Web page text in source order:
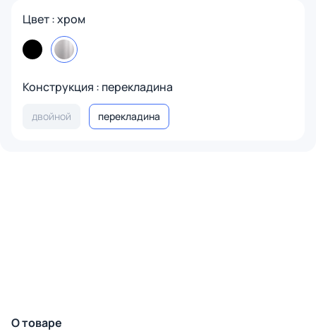
Цвет : хром
Конструкция : перекладина
двойной перекладина
О товаре